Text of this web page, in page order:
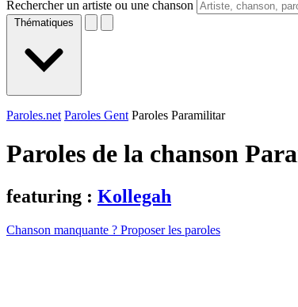
Rechercher un artiste ou une chanson
Thématiques
Paroles.net Paroles Gent Paroles Paramilitar
Paroles de la chanson
featuring : Kollegah
Chanson manquante ? Proposer les paroles